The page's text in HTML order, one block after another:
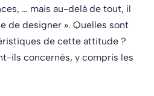
… mais au-delà de tout, il
de designer ». Quelles sont
de cette attitude ?
ils concernés, y compris les